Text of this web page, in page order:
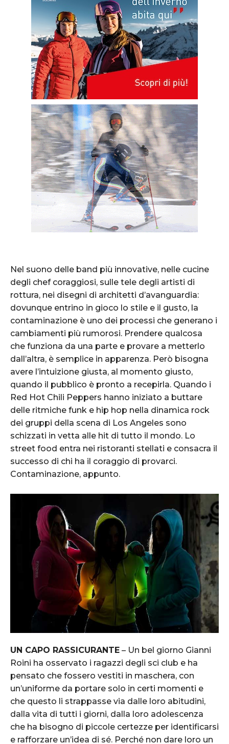
Nel suono delle band più innovative, nelle cucine
degli chef coraggiosi, sulle tele degli artisti di
rottura, nei disegni di architetti d’avanguardia:
dovunque entrino in gioco lo stile e il gusto, la
contaminazione è uno dei processi che generano i
cambiamenti più rumorosi. Prendere qualcosa
che funziona da una parte e provare a metterlo
dall’altra, è semplice in apparenza. Però bisogna
avere l’intuizione giusta, al momento giusto,
quando il pubblico è pronto a recepirla. Quando i
Red Hot Chili Peppers hanno iniziato a buttare
delle ritmiche funk e hip hop nella dinamica rock
dei gruppi della scena di Los Angeles sono
schizzati in vetta alle hit di tutto il mondo. Lo
street food entra nei ristoranti stellati e consacra il
successo di chi ha il coraggio di provarci.
Contaminazione, appunto.
UN CAPO RASSICURANTE – Un bel giorno Gianni
Roini ha osservato i ragazzi degli sci club e ha
pensato che fossero vestiti in maschera, con
un’uniforme da portare solo in certi momenti e
che questo li strappasse via dalle loro abitudini,
dalla vita di tutti i giorni, dalla loro adolescenza
che ha bisogno di piccole certezze per identificarsi
e rafforzare un’idea di sé. Perché non dare loro un